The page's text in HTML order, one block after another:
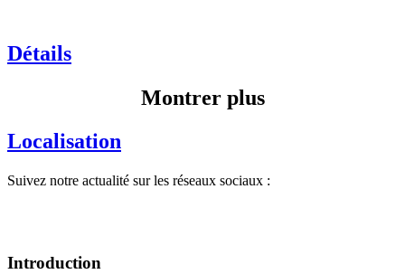
Détails
Montrer plus
Localisation
Suivez notre actualité sur les réseaux sociaux :
Introduction